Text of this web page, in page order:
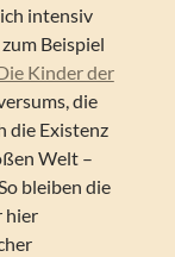
intensiv
Beispiel
Kinder der
die
die Existenz
Welt –
bleiben die
hier